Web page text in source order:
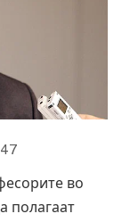
во
полагаат